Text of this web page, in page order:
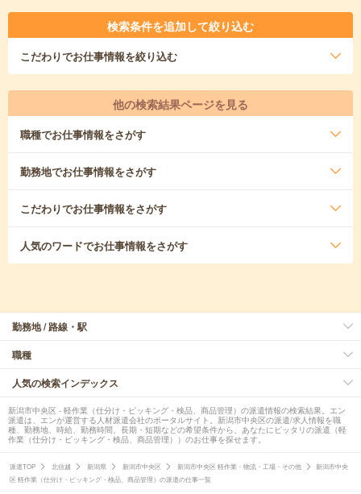
検索条件を追加して絞り込む
こだわりでお仕事情報を絞り込む
他の検索結果ページを見る
職種でお仕事情報をさがす
勤務地でお仕事情報をさがす
こだわりでお仕事情報をさがす
人気のワードでお仕事情報をさがす
勤務地 / 路線・駅
職種
人気の検索インデックス
新潟市中央区 - 軽作業（仕分け・ピッキング・検品、商品管理）の派遣情報の検索結果。エン
派遣は、エンが運営する人材派遣会社のポータルサイト。新潟市中央区の派遣/求人情報を職
種、勤務地、時給、勤務時間、長期・短期などの希望条件から、あなたにピッタリの派遣（軽
作業（仕分け・ピッキング・検品、商品管理））のお仕事を探せます。
派遣TOP 北信越 新潟県 新潟市中央区 新潟市中央区 軽作業・物流・工場・その他
新潟市中央
区 軽作業（仕分け・ピッキング・検品、商品管理）の派遣の仕事一覧